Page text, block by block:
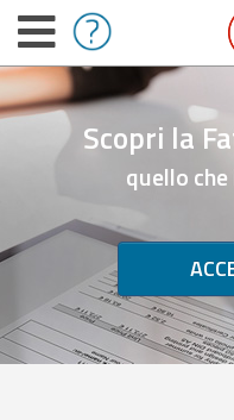
Scopri la
quello